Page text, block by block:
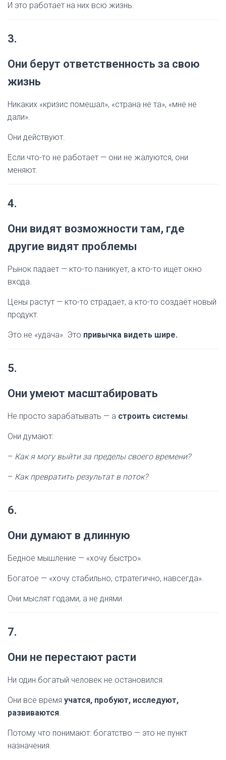
И это работает на них всю жизнь.
3.
Они берут ответственность за свою
жизнь
Никаких «кризис помешал», «страна не та», «мне не
дали».
Они действуют.
Если что-то не работает — они не жалуются, они
меняют.
4.
Они видят возможности там, где
другие видят проблемы
Рынок падает — кто-то паникует, а кто-то ищет окно
входа.
Цены растут — кто-то страдает, а кто-то создаёт новый
продукт.
Это не «удача». Это привычка видеть шире.
5.
Они умеют масштабировать
Не просто зарабатывать — а строить системы.
Они думают:
– Как я могу выйти за пределы своего времени?
– Как превратить результат в поток?
6.
Они думают в длинную
Бедное мышление — «хочу быстро».
Богатое — «хочу стабильно, стратегично, навсегда».
Они мыслят годами, а не днями.
7.
Они не перестают расти
Ни один богатый человек не остановился.
Они всё время учатся, пробуют, исследуют,
развиваются.
Потому что понимают: богатство — это не пункт
назначения.